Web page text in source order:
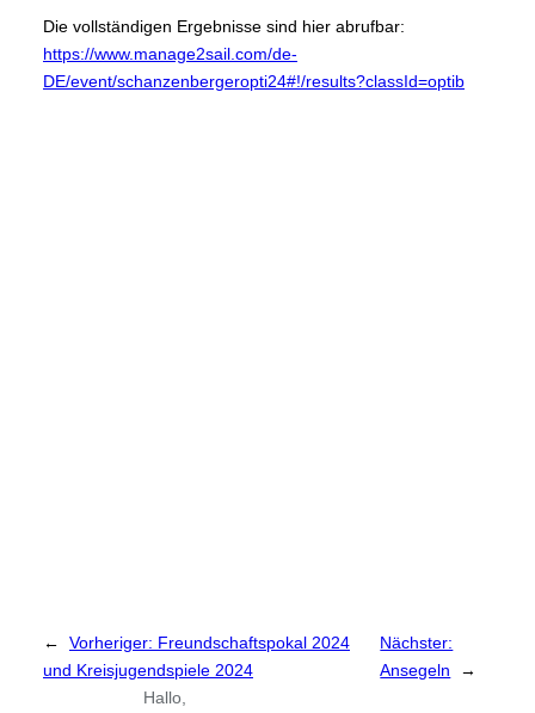
Die vollständigen Ergebnisse sind hier abrufbar:
https://www.manage2sail.com/de-
DE/event/schanzenbergeropti24#!/results?classId=optib
← Vorheriger: Freundschaftspokal 2024
und Kreisjugendspiele 2024
Nächster:
Ansegeln
→
Hallo,